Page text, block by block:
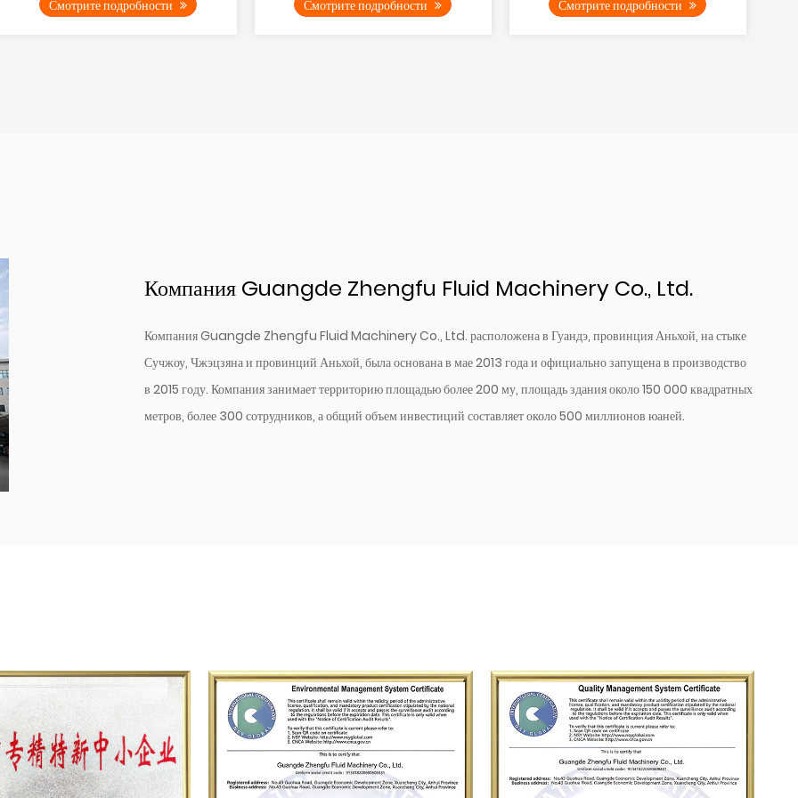
использует...
Смотрите подробности
вращате...
Смотрите подробности
Компания Guangde Zhengfu Fluid Machinery Co., Ltd.
Компания Guangde Zhengfu Fluid Machinery Co., Ltd. расположена в Гуандэ, провинция Аньхой, на стыке
Сучжоу, Чжэцзяна и провинций Аньхой, была основана в мае 2013 года и официально запущена в производство
в 2015 году. Компания занимает территорию площадью более 200 му, площадь здания около 150 000 квадратных
метров, более 300 сотрудников, а общий объем инвестиций составляет около 500 миллионов юаней.